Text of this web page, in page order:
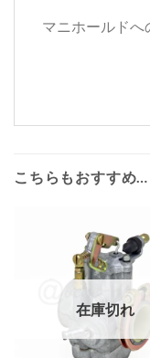
マニホールドへ
こちらもおすすめ…
在庫切れ